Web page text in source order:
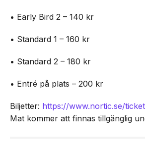
• Early Bird 2 – 140 kr
• Standard 1 – 160 kr
• Standard 2 – 180 kr
• Entré på plats – 200 kr
Biljetter: https://www.nortic.se/
Mat kommer att finnas tillgänglig